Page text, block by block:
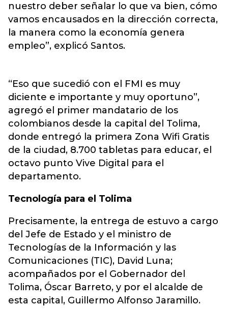
nuestro deber señalar lo que va bien, cómo
vamos encausados en la dirección correcta,
la manera como la economía genera
empleo”, explicó Santos.
“Eso que sucedió con el FMI es muy
diciente e importante y muy oportuno”,
agregó el primer mandatario de los
colombianos desde la capital del Tolima,
donde entregó la primera Zona Wifi Gratis
de la ciudad, 8.700 tabletas para educar, el
octavo punto Vive Digital para el
departamento.
Tecnología para el Tolima
Precisamente, la entrega de estuvo a cargo
del Jefe de Estado y el ministro de
Tecnologías de la Información y las
Comunicaciones (TIC), David Luna;
acompañados por el Gobernador del
Tolima, Óscar Barreto, y por el alcalde de
esta capital, Guillermo Alfonso Jaramillo.